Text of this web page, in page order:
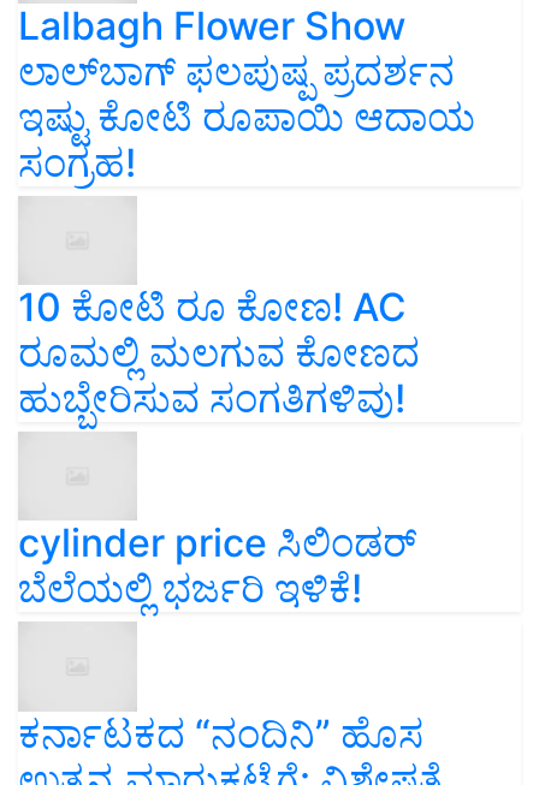
Lalbagh Flower Show
ಲಾಲ್‌ಬಾಗ್ ಫಲಪುಷ್ಪ ಪ್ರದರ್ಶನ
ಇಷ್ಟು ಕೋಟಿ ರೂಪಾಯಿ ಆದಾಯ
ಸಂಗ್ರಹ!
10 ಕೋಟಿ ರೂ ಕೋಣ! AC
ರೂಮಲ್ಲಿ ಮಲಗುವ ಕೋಣದ
ಹುಬ್ಬೇರಿಸುವ ಸಂಗತಿಗಳಿವು!
cylinder price ಸಿಲಿಂಡರ್‌
ಬೆಲೆಯಲ್ಲಿ ಭರ್ಜರಿ ಇಳಿಕೆ!
ಕರ್ನಾಟಕದ “ನಂದಿನಿ” ಹೊಸ